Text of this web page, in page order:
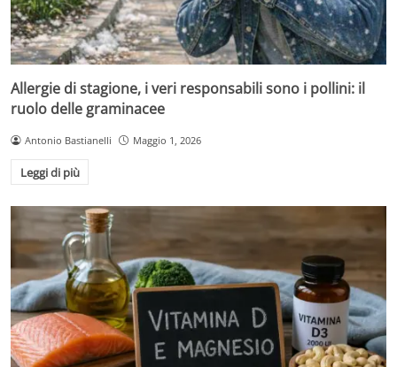
Allergie di stagione, i veri responsabili sono i pollini: il
ruolo delle graminacee
Antonio Bastianelli Maggio 1, 2026
Leggi di più